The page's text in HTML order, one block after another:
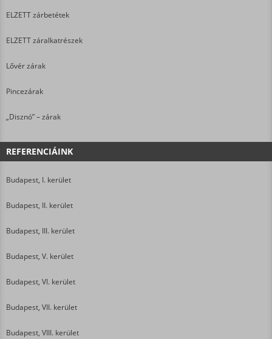
ELZETT zárbetétek
ELZETT záralkatrészek
Lővér zárak
Pincezárak
„Disznó” – zárak
REFERENCIÁINK
Budapest, I. kerület
Budapest, II. kerület
Budapest, III. kerület
Budapest, V. kerület
Budapest, VI. kerület
Budapest, VII. kerület
Budapest, VIII. kerület